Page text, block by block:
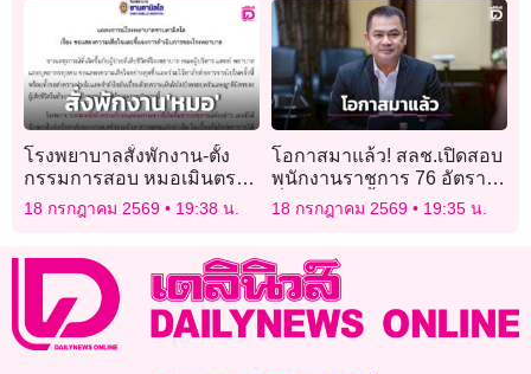
โรงพยาบาลสั่งพักงาน-ตั้ง
กรรมการสอบ หมอเมินตรวจ
หัวใจผู้ป่วยสุดท้ายเสียชีวิต
18 กรกฎาคม 2569 19:38 น.
โอกาสมาแล้ว! สลช.เปิดสอบ
พนักงานราชการ 76 อัตรา
ทั่วประเทศ ย้ำโปร่งใส
18 กรกฎาคม 2569 19:35 น.